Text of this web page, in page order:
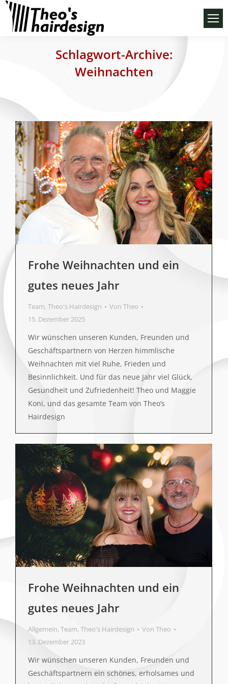
Schlagwort-Archive:
Weihnachten
Frohe Weihnachten und ein
gutes neues Jahr
Team, Theo's Hairdesign Von Theo
15. Dezember 2025
Wir wünschen unseren Kunden, Freunden und
Geschäftspartnern von Herzen himmlische
Weihnachten mit viel Ruhe, Frieden und
Besinnlichkeit. Und für das neue Jahr viel Glück,
Gesundheit und Zufriedenheit! Theo und Maggie
Koni, und das gesamte Team von Theo’s
Hairdesign
Frohe Weihnachten und ein
gutes neues Jahr
Allgemein, Team, Theo's Hairdesign Von Theo
13. Dezember 2023
Wir wünschen unseren Kunden, Freunden und
Geschäftspartnern ein schönes, erholsames und